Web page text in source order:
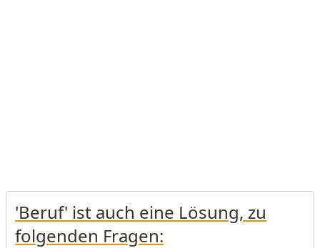
'Beruf' ist auch eine Lösung, zu
folgenden Fragen: